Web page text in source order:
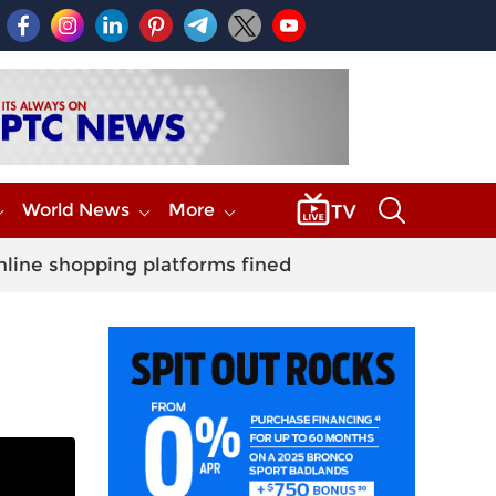
World News More
shopping platforms fined